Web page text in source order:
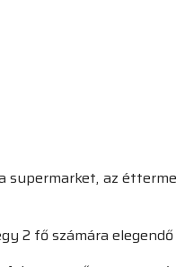
az
2 fő számára